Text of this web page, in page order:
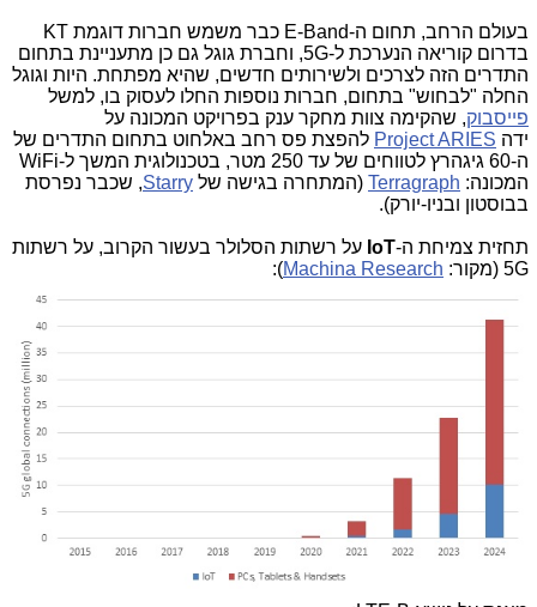
בעולם הרחב, תחום ה-E-Band כבר משמש חברות דוגמת KT
בדרום קוריאה הנערכת ל-5G, וחברת גוגל גם כן מתעניינת בתחום
התדרים הזה לצרכים ולשירותים חדשים, שהיא מפתחת. היות וגוגל
החלה "לבחוש" בתחום, חברות נוספות החלו לעסוק בו, למשל
פייסבוק, שהקימה צוות מחקר ענק בפרויקט המכונה על
ידה Project ARIES להפצת פס רחב באלחוט בתחום התדרים של
ה-60 גיגהרץ לטווחים של עד 250 מטר, בטכנולוגית המשך ל-WiFi
המכונה: Terragraph (המתחרה בגישה של Starry, שכבר נפרסת
בבוסטון ובניו-יורק).
תחזית צמיחת ה-IoT על רשתות הסלולר בעשור הקרוב, על רשתות
5G (מקור: Machina Research
)
: